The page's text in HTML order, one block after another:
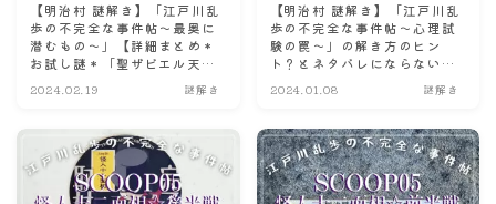
【明治村 謎解き】「江戸川乱
歩の不完全な事件帖〜最奥に
潜むもの〜」【詳細まとめ＊
お試し謎＊「聖ザビエル天主
堂」プレミアムガイドツアー
情報も！】
2024.02.19 謎解き
【明治村 謎解き】「江戸川乱
歩の不完全な事件帖～心理試
験の罠～」の解き方のヒン
ト？とネタバレにならない程
2024.01.08 謎解き